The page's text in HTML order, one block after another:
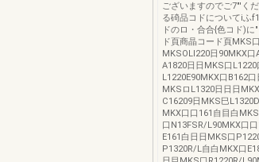
ございますのでご7"'く
る碕品コドについてiふ
ドのロ・合合{色コド)
ド頁商晶コード頁MKS
MKSOLl220日90MKX
A1820日日MKS口
L1220E90MKX口B162
MKSロL1320日日日
C16209日MKS巳
MKX口口161自目白
口N13FSR/L90MKX口
E161白日日MKS口
P1320R/L自白MKX口